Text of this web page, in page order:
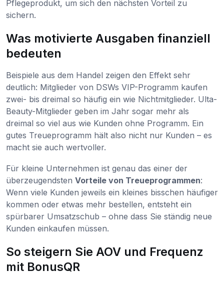
Pflegeprodukt, um sich den nächsten Vorteil zu
sichern.
Was motivierte Ausgaben finanziell
bedeuten
Beispiele aus dem Handel zeigen den Effekt sehr
deutlich: Mitglieder von DSWs VIP-Programm kaufen
zwei- bis dreimal so häufig ein wie Nichtmitglieder. Ulta-
Beauty-Mitglieder geben im Jahr sogar mehr als
dreimal so viel aus wie Kunden ohne Programm. Ein
gutes Treueprogramm hält also nicht nur Kunden – es
macht sie auch wertvoller.
Für kleine Unternehmen ist genau das einer der
überzeugendsten Vorteile von Treueprogrammen:
Wenn viele Kunden jeweils ein kleines bisschen häufiger
kommen oder etwas mehr bestellen, entsteht ein
spürbarer Umsatzschub – ohne dass Sie ständig neue
Kunden einkaufen müssen.
So steigern Sie AOV und Frequenz
mit BonusQR